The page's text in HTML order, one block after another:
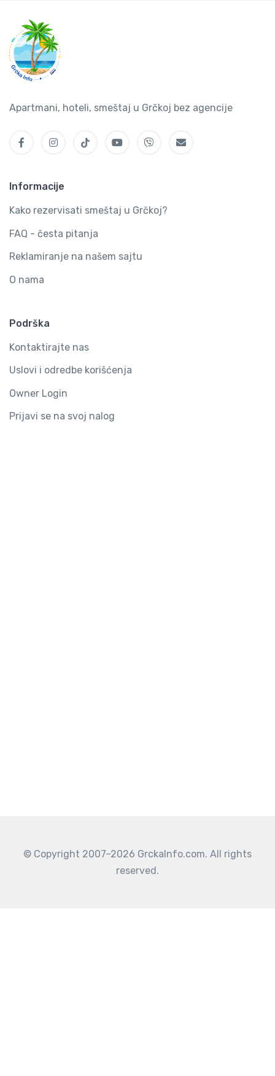
Apartmani, hoteli, smeštaj u Grčkoj bez agencije
Informacije
Kako rezervisati smeštaj u Grčkoj?
FAQ - česta pitanja
Reklamiranje na našem sajtu
O nama
Podrška
Kontaktirajte nas
Uslovi i odredbe korišćenja
Owner Login
Prijavi se na svoj nalog
© Copyright 2007–2026 GrckaInfo.com. All rights
reserved.